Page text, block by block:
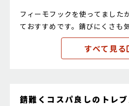
フィーモフックを使ってました
ておすすめです。錆びにくさも
すべて見る
錆難くコスパ良しのトレ